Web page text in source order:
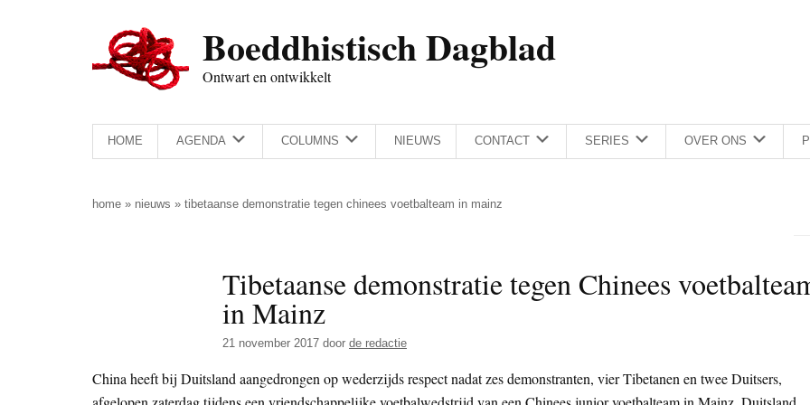
Boeddhistisch Dagblad
Ontwart en ontwikkelt
HOME AGENDA COLUMNS NIEUWS CONTACT SERIES OVER ONS
home » nieuws » tibetaanse demonstratie tegen chinees voetbalteam in mainz
Tibetaanse demonstratie tegen Chinees
in Mainz
21 november 2017 door de redactie
China heeft bij Duitsland aangedrongen op wederzijds respect nadat zes demonstranten, vier Tibetanen en twee Duitsers,